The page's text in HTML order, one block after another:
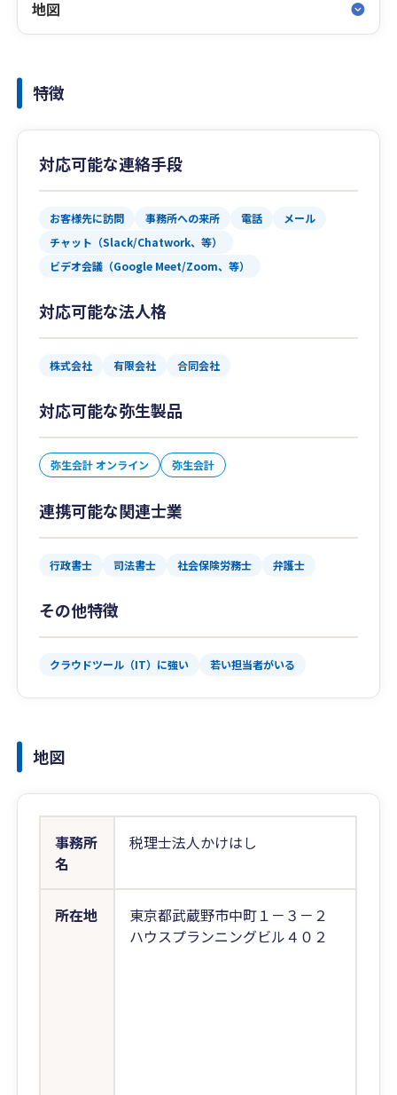
地図
特徴
対応可能な連絡手段
お客様先に訪問 事務所への来所 電話
メール
チャット（Slack/Chatwork、等）
ビデオ会議（Google Meet/Zoom、等）
対応可能な法人格
株式会社 有限会社 合同会社
対応可能な弥生製品
弥生会計 オンライン 弥生会計
連携可能な関連士業
行政書士 司法書士 社会保険労務士 弁護士
その他特徴
クラウドツール（IT）に強い 若い担当者がいる
地図
事務所
名
税理士法人かけはし
所在地
東京都武蔵野市中町１－３－２
ハウスプランニングビル４０２